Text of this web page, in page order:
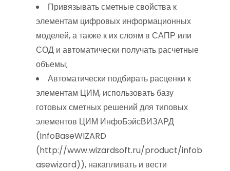
Привязывать сметные свойства к
элементам цифровых информационных
моделей, а также к их слоям в САПР или
СОД и автоматически получать расчетные
объемы;
Автоматически подбирать расценки к
элементам ЦИМ, использовать базу
готовых сметных решений для типовых
элементов ЦИМ ИнфоБэйсВИЗАРД
(InfoBaseWIZARD
(http://www.wizardsoft.ru/product/infob
asewizard)), накапливать и вести